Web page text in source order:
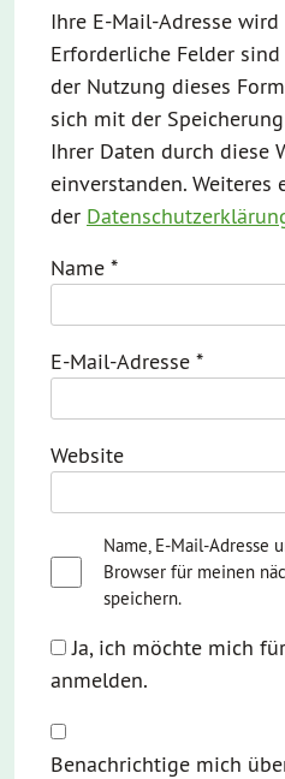
Ihre E-Mail-Adresse
Erforderliche Felder
der Nutzung dieses
sich mit der
Ihrer Daten durch diese
einverstanden.
der
Name *
E-Mail-Adresse *
Website
Name, E-Mail-Adresse
Browser für meinen
speichern.
Ja, ich möchte mich
anmelden.
Benachrichtige mich